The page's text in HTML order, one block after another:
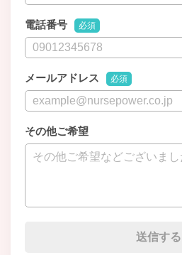
電話番号 必須
メールアドレス 必須
その他ご希望